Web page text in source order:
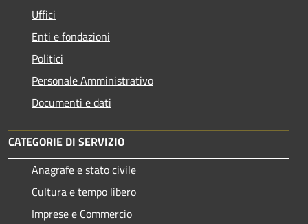
Uffici
Enti e fondazioni
Politici
Personale Amministrativo
Documenti e dati
CATEGORIE DI SERVIZIO
Anagrafe e stato civile
Cultura e tempo libero
Imprese e Commercio